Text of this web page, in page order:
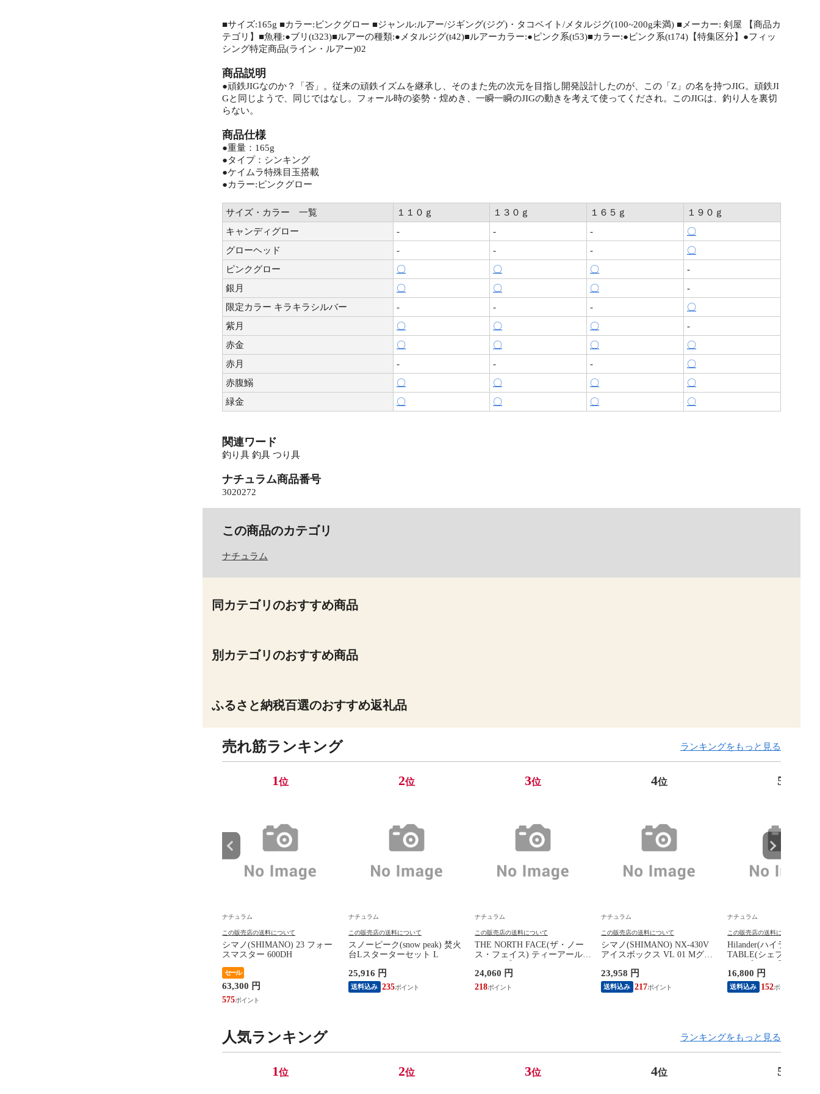
■サイズ:165g ■カラー:ピンクグロー ■ジャンル:ルアー/ジギング(ジグ)・タコベイト/メタルジグ(100~200g未満) ■メーカー: 剣屋 【商品カ
テゴリ】■魚種:●ブリ(t323)■ルアーの種類:●メタルジグ(t42)■ルアーカラー:●ピンク系(t53)■カラー:●ピンク系(t174)【特集区分】●フィッ
シング特定商品(ライン・ルアー)02
商品説明
●頑鉄JIGなのか？「否」。従来の頑鉄イズムを継承し、そのまた先の次元を目指し開発設計したのが、この「Z」の名を持つJIG。頑鉄JI
Gと同じようで、同じではなし。フォール時の姿勢・煌めき、一瞬一瞬のJIGの動きを考えて使ってくだされ。このJIGは、釣り人を裏切
らない。
商品仕様
●重量：165g
●タイプ：シンキング
●ケイムラ特殊目玉搭載
●カラー:ピンクグロー
サイズ・カラー 一覧 １１０ｇ １３０ｇ １６５ｇ
１９０ｇ
キャンディグロー
- - -
〇
グローヘッド
- - -
〇
ピンクグロー
〇 〇 〇
-
銀月
〇 〇 〇
-
限定カラー キラキラシルバー
- - -
〇
紫月
〇 〇 〇
-
赤金
〇 〇 〇
〇
赤月
- - -
〇
赤腹鰯
〇 〇 〇
〇
緑金
〇 〇 〇 〇
関連ワード
釣り具 釣具 つり具
ナチュラム商品番号
3020272
この商品のカテゴリ
ナチュラム
同カテゴリのおすすめ商品
別カテゴリのおすすめ商品
ふるさと納税百選のおすすめ返礼品
売れ筋ランキング ランキングをもっと見る
1位
ナチュラム
この販売店の送料について
シマノ(SHIMANO) 23 フォー
スマスター 600DH
セール
63,300 円
575
2位
ナチュラム
この販売店の送料について
スノーピーク(snow peak) 焚火
台Lスターターセット L
25,916 円
送料込み 235
3位
ナチュラム
この販売店の送料について
THE NORTH FACE(ザ・ノー
ス・フェイス) ティーアールロ
24,060 円
218
4位
ナチュラム
この販売店の送料について
シマノ(SHIMANO) NX-430V
アイスボックス VL 01 Mグレ
23,958 円
送料込み 217
5
ナチュラム
この販売店の送料について
Hilander(ハイランダー)
TABLE(シェフテーブル
証】 ダークブラウン
16,800 円
送料込み 152
人気ランキング ランキングをもっと見る
1位 2位 3位 4位 5